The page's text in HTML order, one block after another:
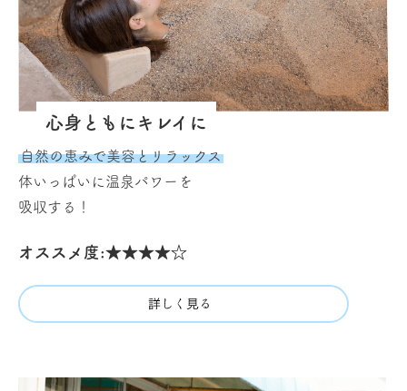
心身ともにキレイに
自然の恵みで美容とリラックス
体いっぱいに温泉パワーを
吸収する！
オススメ度:★★★★☆